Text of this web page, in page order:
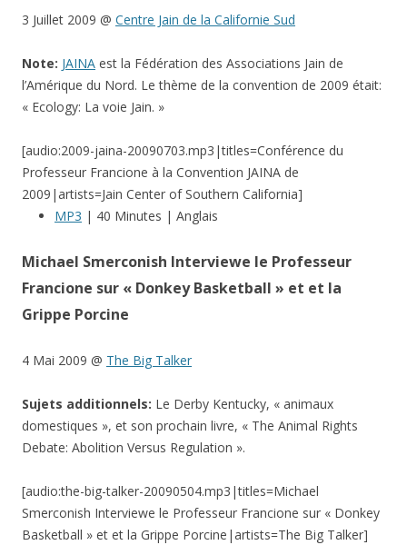
3 Juillet 2009 @ Centre Jain de la Californie Sud
Note: JAINA est la Fédération des Associations Jain de
l’Amérique du Nord. Le thème de la convention de 2009 était:
« Ecology: La voie Jain. »
[audio:2009-jaina-20090703.mp3|titles=Conférence du
Professeur Francione à la Convention JAINA de
2009|artists=Jain Center of Southern California]
MP3 | 40 Minutes | Anglais
Michael Smerconish Interviewe le Professeur
Francione sur « Donkey Basketball » et et la
Grippe Porcine
4 Mai 2009 @ The Big Talker
Sujets additionnels: Le Derby Kentucky, « animaux
domestiques », et son prochain livre, « The Animal Rights
Debate: Abolition Versus Regulation ».
[audio:the-big-talker-20090504.mp3|titles=Michael
Smerconish Interviewe le Professeur Francione sur « Donkey
Basketball » et et la Grippe Porcine|artists=The Big Talker]